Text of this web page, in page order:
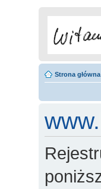
Strona